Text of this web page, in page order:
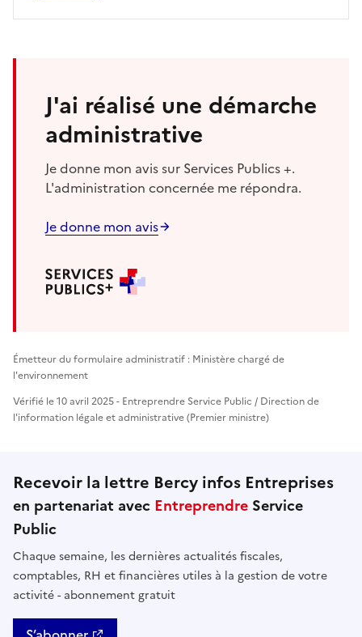
J'ai réalisé une démarche
administrative
Je donne mon avis sur Services Publics +.
L'administration concernée me répondra.
Je donne mon avis
Émetteur du formulaire administratif : Ministère chargé de
l'environnement
Vérifié le 10 avril 2025 - Entreprendre Service Public / Direction de
l'information légale et administrative (Premier ministre)
Recevoir la lettre Bercy infos Entreprises
en partenariat avec Entreprendre Service
Public
Chaque semaine, les dernières actualités fiscales,
comptables, RH et financières utiles à la gestion de votre
activité - abonnement gratuit